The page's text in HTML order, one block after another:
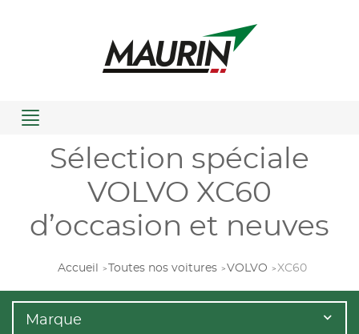
Menu
Sélection spéciale
VOLVO XC60
d’occasion et neuves
Accueil Toutes nos voitures VOLVO XC60
Marque